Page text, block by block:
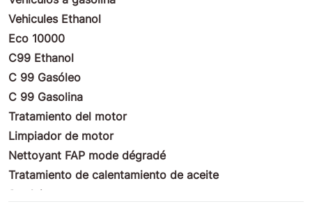
Vehicules Ethanol
Eco 10000
C99 Ethanol
C 99 Gasóleo
C 99 Gasolina
Tratamiento del motor
Limpiador de motor
Nettoyant FAP mode dégradé
Tratamiento de calentamiento de aceite
Produits nettoyants